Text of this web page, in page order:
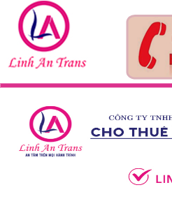
Tour Huế- Đà Nẵng – Hội